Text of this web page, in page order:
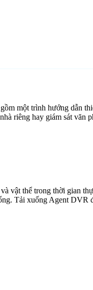
một trình hướng dẫn
riêng hay giám sát
vật thể trong thời gian
Tải xuống Agent DVR